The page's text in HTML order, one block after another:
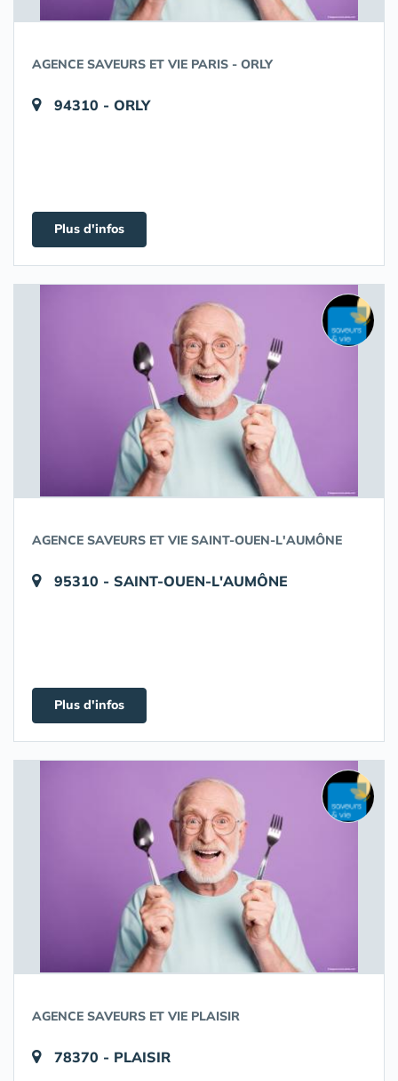
AGENCE SAVEURS ET VIE PARIS - ORLY
94310 - ORLY
Plus d'infos
AGENCE SAVEURS ET VIE SAINT-OUEN-L'AUMÔNE
95310 - SAINT-OUEN-L'AUMÔNE
Plus d'infos
AGENCE SAVEURS ET VIE PLAISIR
78370 - PLAISIR